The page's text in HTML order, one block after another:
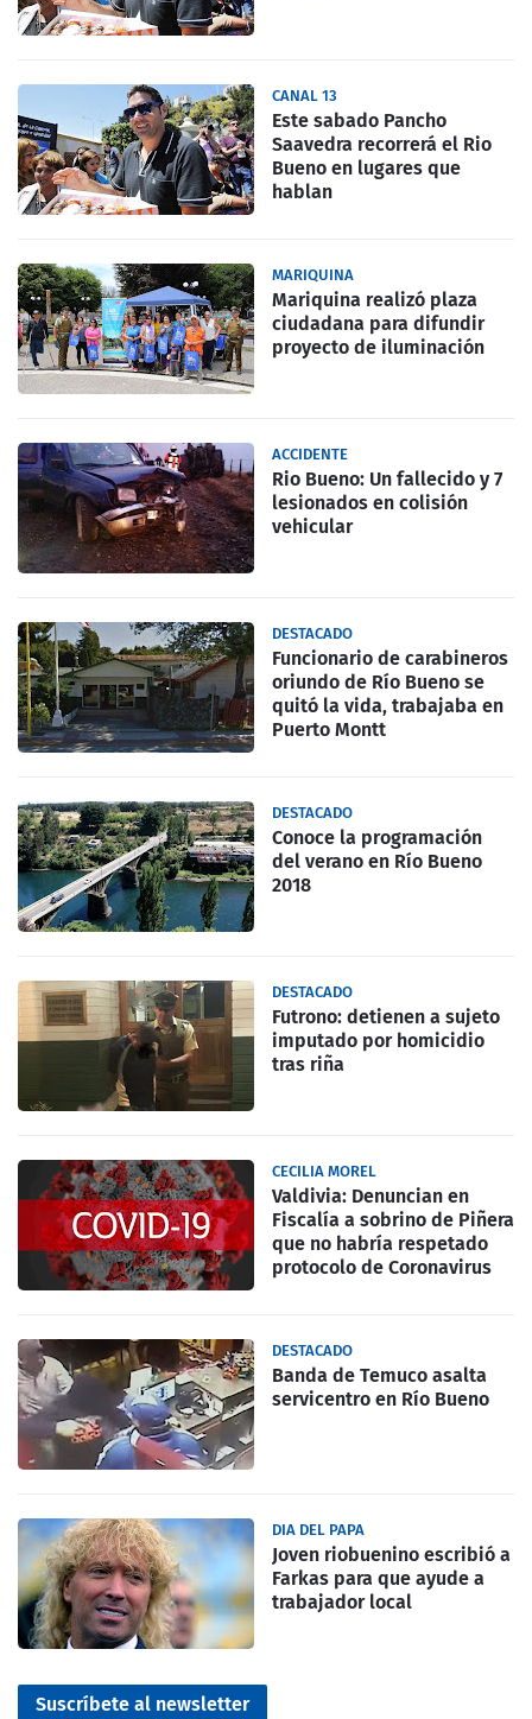
CANAL 13
Este sabado Pancho
Saavedra recorrerá el Rio
Bueno en lugares que
hablan
MARIQUINA
Mariquina realizó plaza
ciudadana para difundir
proyecto de iluminación
ACCIDENTE
Rio Bueno: Un fallecido y 7
lesionados en colisión
vehicular
DESTACADO
Funcionario de carabineros
oriundo de Río Bueno se
quitó la vida, trabajaba en
Puerto Montt
DESTACADO
Conoce la programación
del verano en Río Bueno
2018
DESTACADO
Futrono: detienen a sujeto
imputado por homicidio
tras riña
CECILIA MOREL
Valdivia: Denuncian en
Fiscalía a sobrino de Piñera
que no habría respetado
protocolo de Coronavirus
DESTACADO
Banda de Temuco asalta
servicentro en Río Bueno
DIA DEL PAPA
Joven riobuenino escribió a
Farkas para que ayude a
trabajador local
Suscríbete al newsletter